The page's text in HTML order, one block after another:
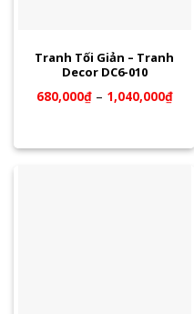
Tranh Tối Giản – Tranh
Decor DC6-010
680,000₫– 1,040,000₫